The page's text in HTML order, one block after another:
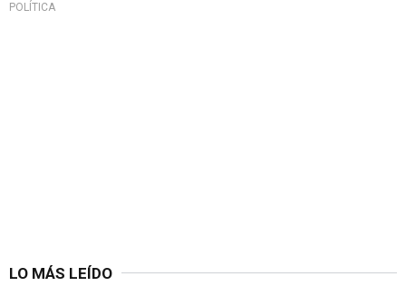
POLÍTICA
LO MÁS LEÍDO